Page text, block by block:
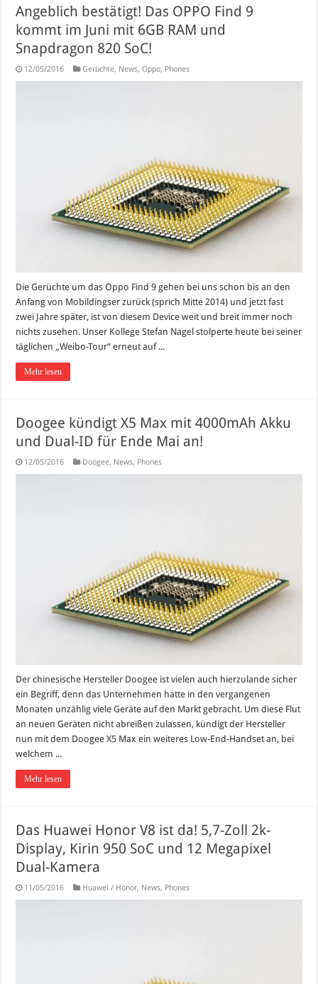
Angeblich bestätigt! Das OPPO Find 9
kommt im Juni mit 6GB RAM und
Snapdragon 820 SoC!
12/05/2016 Gerüchte, News,Oppo, Phones
Die Gerüchte um das Oppo Find 9 gehen bei uns schon bis an den
Anfang von Mobildingser zurück (sprich Mitte 2014) und jetzt fast
zwei Jahre später, ist von diesem Device weit und breit immer noch
nichts zusehen. Unser Kollege Stefan Nagel stolperte heute bei seiner
täglichen „Weibo-Tour“ erneut auf ...
Mehr lesen
Doogee kündigt X5 Max mit 4000mAh Akku
und Dual-ID für Ende Mai an!
12/05/2016 Doogee, News, Phones
Der chinesische Hersteller Doogee ist vielen auch hierzulande sicher
ein Begriff, denn das Unternehmen hatte in den vergangenen
Monaten unzählig viele Geräte auf den Markt gebracht. Um diese Flut
an neuen Geräten nicht abreißen zulassen, kündigt der Hersteller
nun mit dem Doogee X5 Max ein weiteres Low-End-Handset an, bei
welchem ...
Mehr lesen
Das Huawei Honor V8 ist da! 5,7-Zoll 2k-
Display, Kirin 950 SoC und 12 Megapixel
Dual-Kamera
11/05/2016 Huawei / Honor, News, Phones